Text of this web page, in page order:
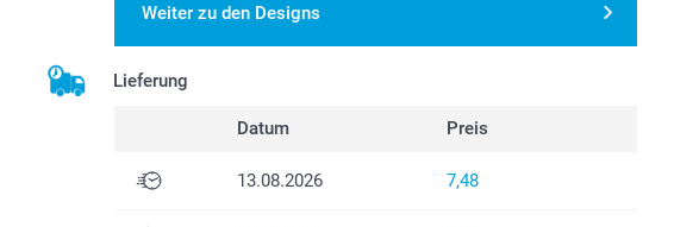
Weiter zu den Designs
Lieferung
Datum Preis
13.08.2026 7,48